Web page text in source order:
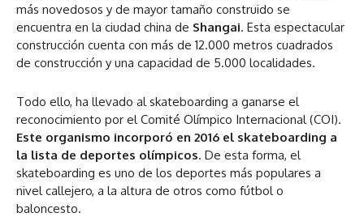
más novedosos y de mayor tamaño construido se
encuentra en la ciudad china de Shangai. Esta espectacular
construcción cuenta con más de 12.000 metros cuadrados
de construcción y una capacidad de 5.000 localidades.
Todo ello, ha llevado al skateboarding a ganarse el
reconocimiento por el Comité Olímpico Internacional (COI).
Este organismo incorporó en 2016 el skateboarding a
la lista de deportes olímpicos. De esta forma, el
skateboarding es uno de los deportes más populares a
nivel callejero, a la altura de otros como fútbol o
baloncesto.